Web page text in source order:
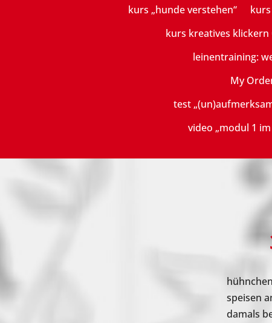
kurs „hunde verstehen“
kurs kreatives
leinentraining:
My
test
video „modul 1
speisen
damals